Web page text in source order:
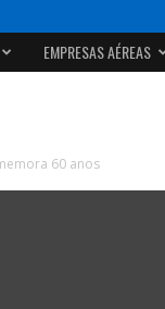
EMPRESAS AÉREAS
60 anos